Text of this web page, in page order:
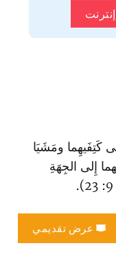
كَتِفَيهِما ومَشَيَا
إِلى الجِهَةِ
عرض تقديمي